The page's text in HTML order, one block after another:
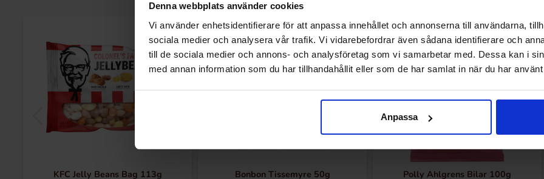
Denna webbplats använder cookies
Vi använder enhetsidentifierare för att anpassa innehållet och annonserna till användarna,
sociala medier och analysera vår trafik. Vi vidarebefordrar även sådana identifierare och
till de sociala medier och annons- och analysföretag som vi samarbetar med. Dessa kan i
med annan information som du har tillhandahållit eller som de har samlat in när du har
Anpassa
KFC Jelly Beans Bag 113g Bonbon Tissemyre 50g Polly Ahlgrens Bilar 100g